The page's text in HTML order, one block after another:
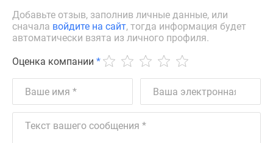
Добавьте отзыв, заполнив личные данные, или
сначала войдите на сайт, тогда информация будет
автоматически взята из личного профиля.
Оценка компании *